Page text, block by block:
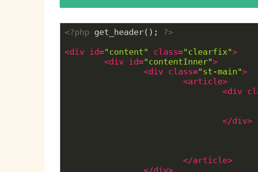
<?php get_header();
?>
<div id="content" class="clearfix">
<div id="contentInner">
<div class="st-main">
<article>
<div
</div>
</article>